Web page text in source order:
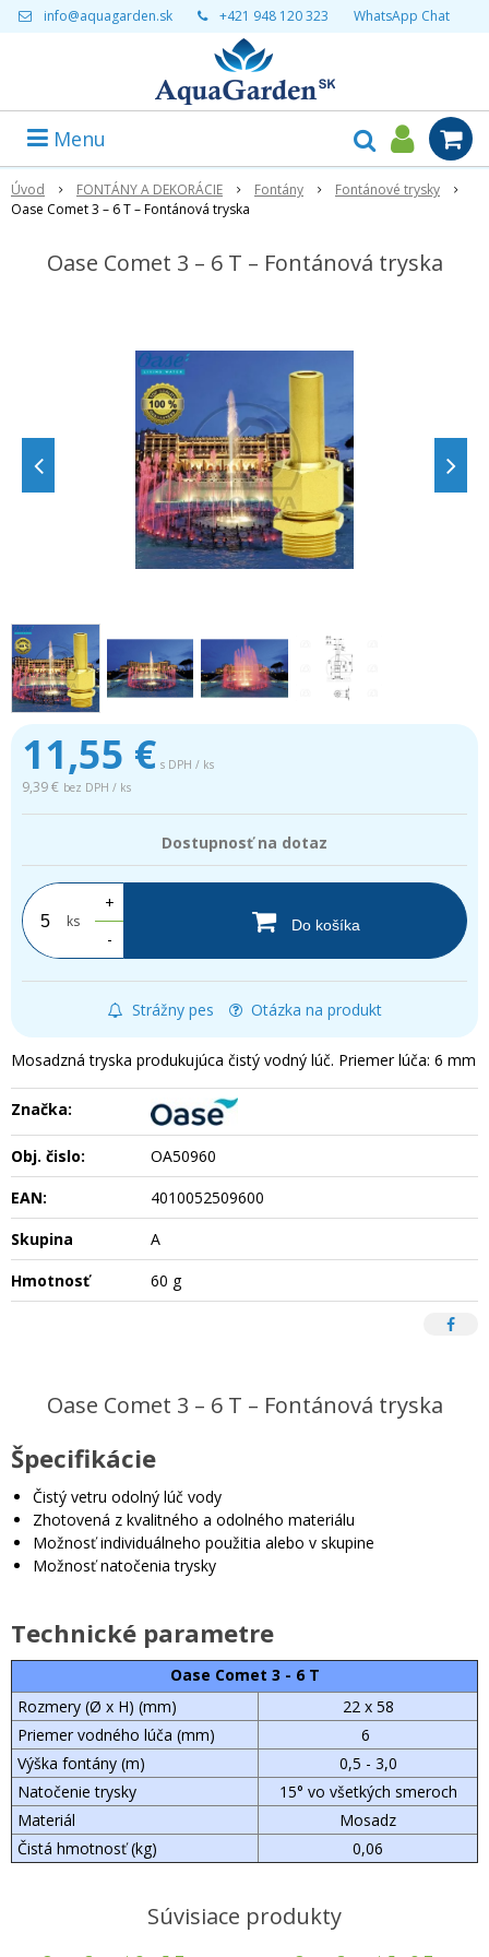
info@aquagarden.sk +421 948 120 323 WhatsApp Chat
Menu
Úvod FONTÁNY A DEKORÁCIE Fontány
Fontánové trysky
Oase Comet 3 – 6 T – Fontánová tryska
Oase Comet 3 – 6 T – Fontánová tryska
11,55 € s DPH / ks
9,39 € bez DPH / ks
Dostupnosť na dotaz
ks
+
-
Do košíka
Strážny pes Otázka na produkt
Mosadzná tryska produkujúca čistý vodný lúč. Priemer lúča: 6 mm
Značka:
Obj. čislo:
OA50960
EAN:
4010052509600
Skupina
A
Hmotnosť
60 g
Oase Comet 3 – 6 T – Fontánová tryska
Špecifikácie
Čistý vetru odolný lúč vody
Zhotovená z kvalitného a odolného materiálu
Možnosť individuálneho použitia alebo v skupine
Možnosť natočenia trysky
Technické parametre
Oase Comet 3 - 6 T
Rozmery (Ø x H) (mm)
22 x 58
Priemer vodného lúča (mm)
6
Výška fontány (m)
0,5 - 3,0
Natočenie trysky
15° vo všetkých smeroch
Materiál
Mosadz
Čistá hmotnosť (kg)
0,06
Súvisiace produkty